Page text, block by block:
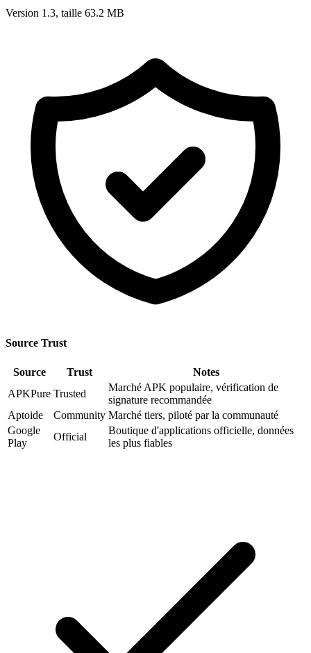
Version 1.3, taille 63.2 MB
Source Trust
Source Trust
Notes
APKPure Trusted
Marché APK populaire, vérification de
signature recommandée
Aptoide
Community Marché tiers, piloté par la communauté
Google
Play
Official
Boutique d'applications officielle, données
les plus fiables